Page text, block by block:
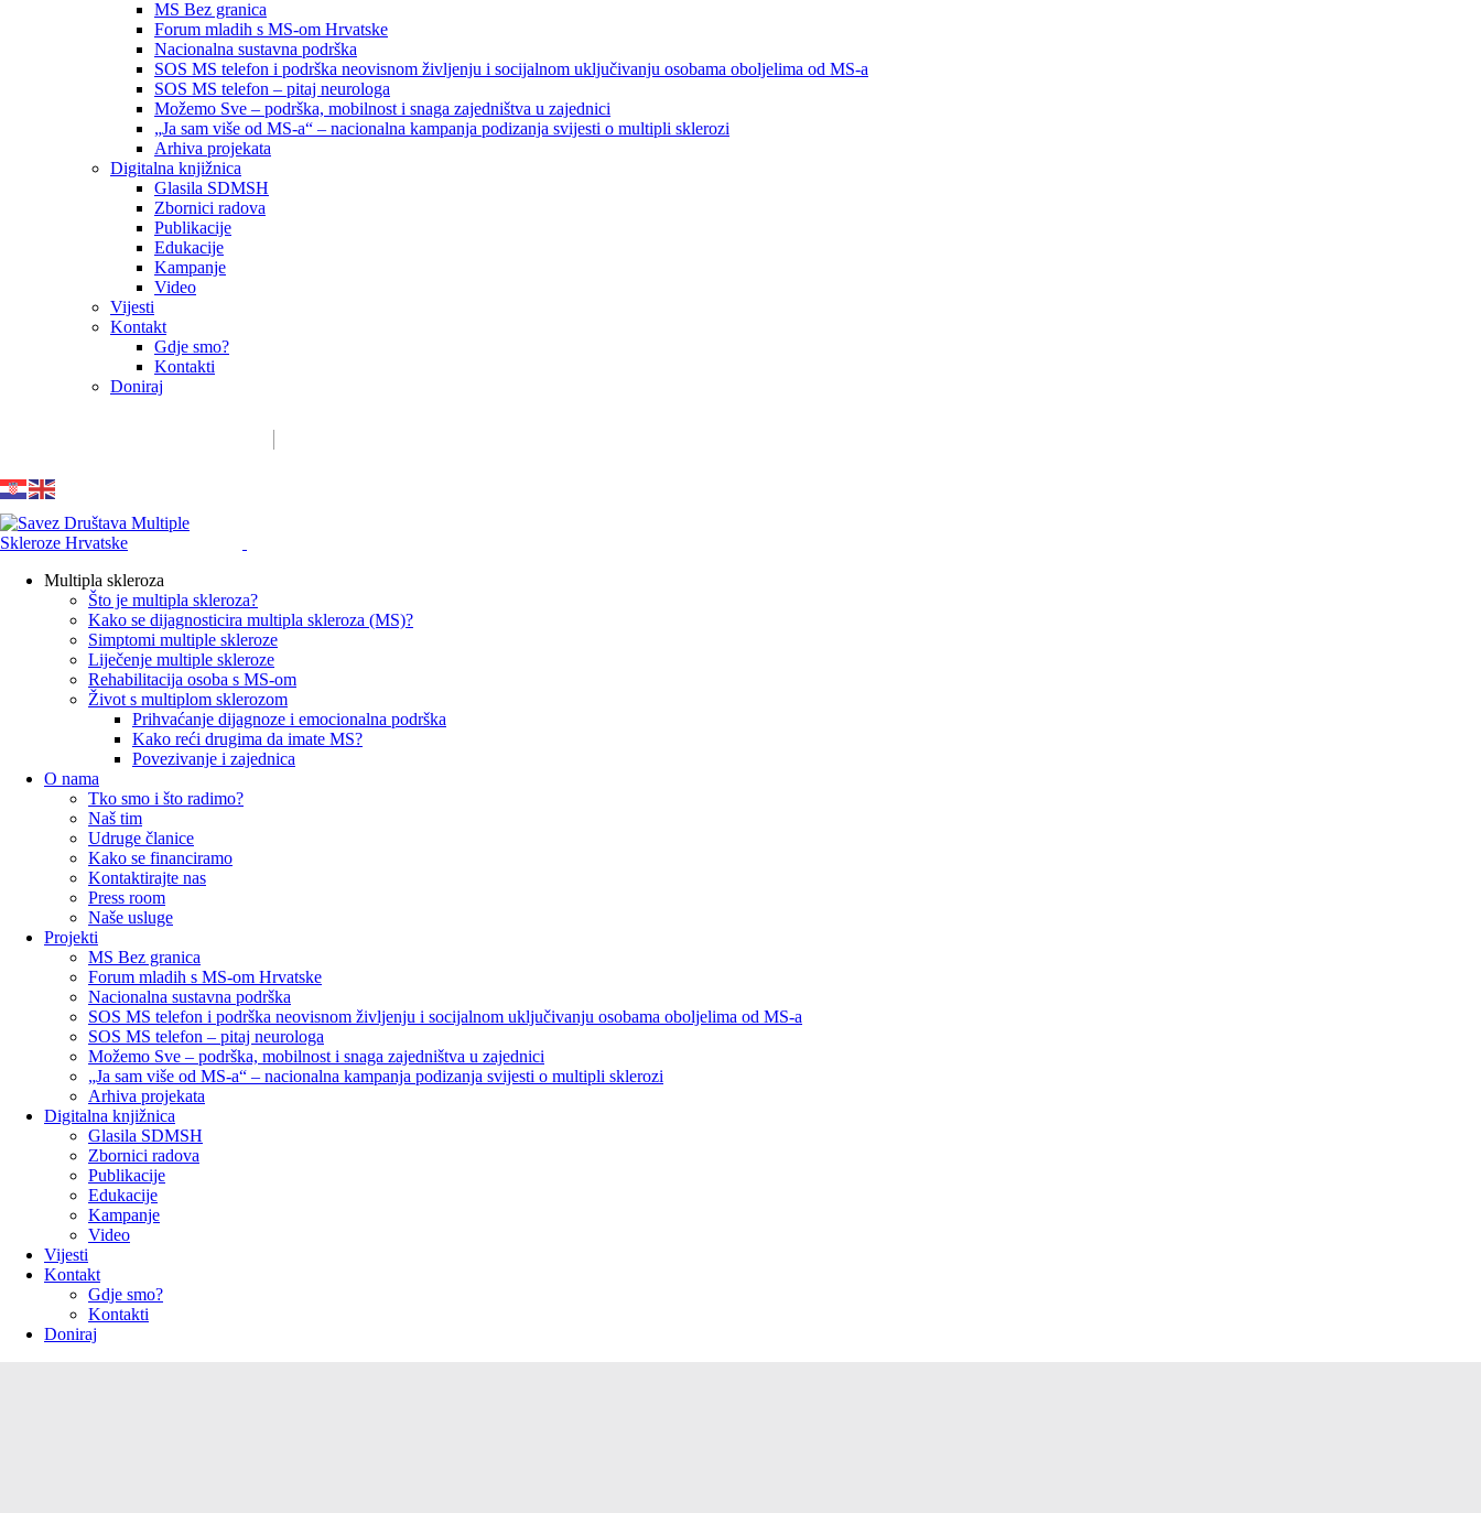
MS Bez granica
Forum mladih s MS-om Hrvatske
Nacionalna sustavna podrška
SOS MS telefon i podrška neovisnom življenju i socijalnom uključivanju osobama oboljelima od MS-a
SOS MS telefon – pitaj neurologa
Možemo Sve – podrška, mobilnost i snaga zajedništva u zajednici
„Ja sam više od MS-a“ – nacionalna kampanja podizanja svijesti o multipli sklerozi
Arhiva projekata
Digitalna knjižnica
Glasila SDMSH
Zbornici radova
Publikacije
Edukacije
Kampanje
Video
Vijesti
Kontakt
Gdje smo?
Kontakti
Doniraj
Multipla skleroza
Što je multipla skleroza?
Kako se dijagnosticira multipla skleroza (MS)?
Simptomi multiple skleroze
Liječenje multiple skleroze
Rehabilitacija osoba s MS-om
Život s multiplom sklerozom
Prihvaćanje dijagnoze i emocionalna podrška
Kako reći drugima da imate MS?
Povezivanje i zajednica
O nama
Tko smo i što radimo?
Naš tim
Udruge članice
Kako se financiramo
Kontaktirajte nas
Press room
Naše usluge
Projekti
MS Bez granica
Forum mladih s MS-om Hrvatske
Nacionalna sustavna podrška
SOS MS telefon i podrška neovisnom življenju i socijalnom uključivanju osobama oboljelima od MS-a
SOS MS telefon – pitaj neurologa
Možemo Sve – podrška, mobilnost i snaga zajedništva u zajednici
„Ja sam više od MS-a“ – nacionalna kampanja podizanja svijesti o multipli sklerozi
Arhiva projekata
Digitalna knjižnica
Glasila SDMSH
Zbornici radova
Publikacije
Edukacije
Kampanje
Video
Vijesti
Kontakt
Gdje smo?
Kontakti
Doniraj